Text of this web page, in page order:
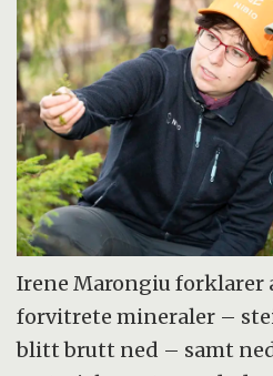
Irene Marongiu forklarer
forvitrete mineraler –
blitt brutt ned – samt